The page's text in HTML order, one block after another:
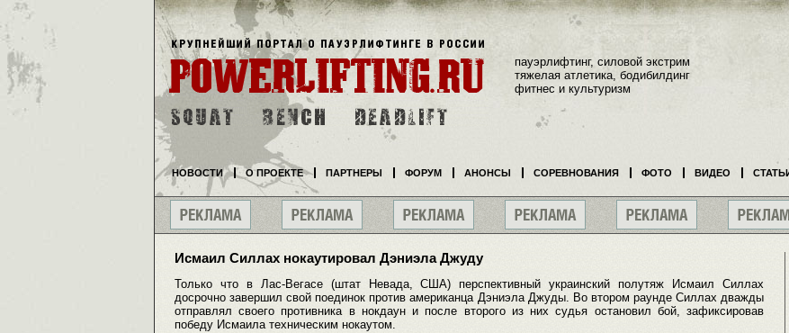
Исмаил Силлах нокаутировал Дэниэла Джуду
Только что в Лас-Вегасе (штат Невада, CША) перспективный украинский полутяж Исмаил Силлах
досрочно завершил свой поединок против американца Дэниэла Джуды. Во втором раунде Силлах дважды
отправлял своего противника в нокдаун и после второго из них судья остановил бой, зафиксировав
победу Исмаила техническим нокаутом.
пауэрлифтинг, силовой экстрим
тяжелая атлетика, бодибилдинг
фитнес и культуризм
НОВОСТИ О ПРОЕКТЕ ПАРТНЕРЫ ФОРУМ АНОНСЫ СОРЕВНОВАНИЯ ФОТО ВИДЕО